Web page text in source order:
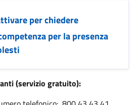
per chiedere
per la presenza
(servizio gratuito):